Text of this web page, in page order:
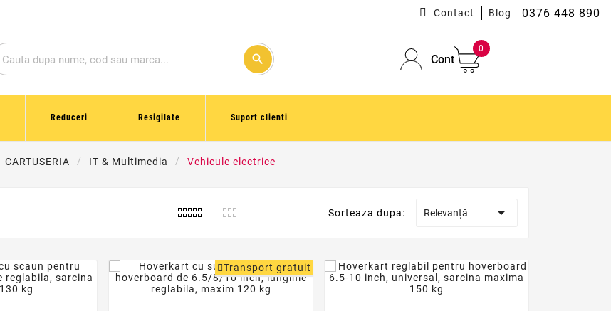
0376 448 890
Contact Blog
search Cont
0
Reduceri Resigilate Suport clienti
CARTUSERIA IT & Multimedia Vehicule electrice
Sorteaza dupa: Relevanță 
Transport gratuit